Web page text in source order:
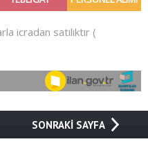
SONRAKİ SAYFA